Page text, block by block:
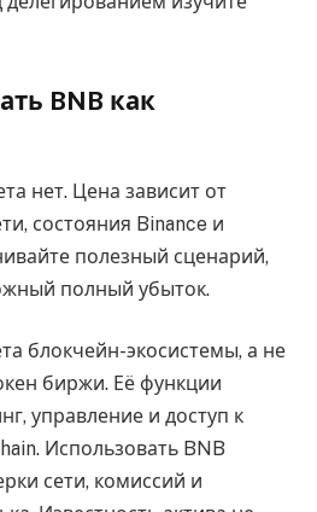
BNB как
нет. Цена зависит от
состояния Binance и
полезный сценарий,
полный убыток.
блокчейн-экосистемы, а не
биржи. Её функции
управление и доступ к
Использовать BNB
сети, комиссий и